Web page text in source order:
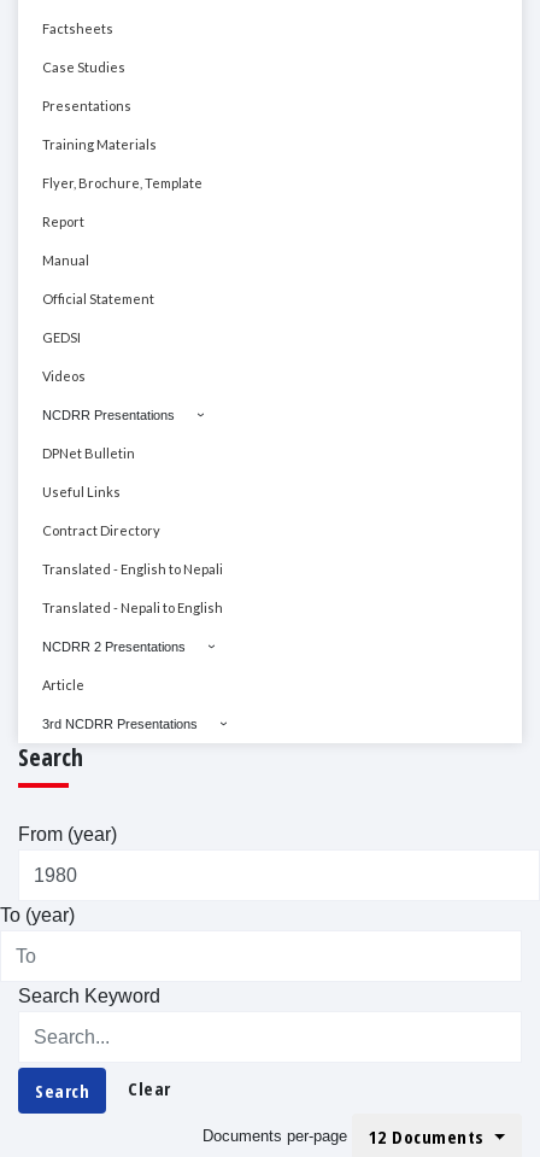
Factsheets
Case Studies
Presentations
Training Materials
Flyer, Brochure, Template
Report
Manual
Official Statement
GEDSI
Videos
NCDRR Presentations
DPNet Bulletin
Useful Links
Contract Directory
Translated - English to Nepali
Translated - Nepali to English
NCDRR 2 Presentations
Article
3rd NCDRR Presentations
Search
From (year)
To (year)
Search Keyword
Search Clear
Documents per-page 12 Documents